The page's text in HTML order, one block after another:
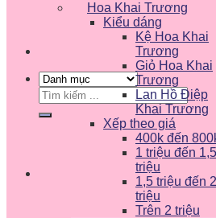
Tìm
kiếm:
Hoa Khai Trương
Kiểu dáng
Kệ Hoa Khai
Trương
Giỏ Hoa Khai
Trương
Lan Hồ Điệp
Khai Trương
Xếp theo giá
400k đến
1 triệu đến 1,5
triệu
1,5 triệu đến 2
triệu
Trên 2 triệu